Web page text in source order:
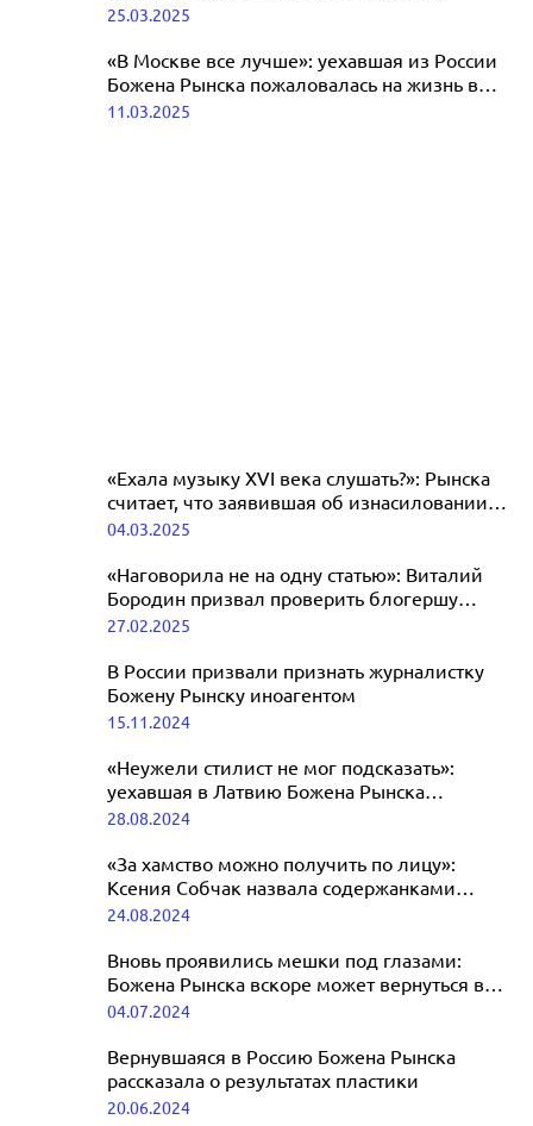
25.03.2025
«В Москве все лучше»: уехавшая из России
Божена Рынска пожаловалась на жизнь в
Латвии
11.03.2025
«Ехала музыку XVI века слушать?»: Рынска
считает, что заявившая об изнасиловании
Гордоном девушка тоже виновата
04.03.2025
«Наговорила не на одну статью»: Виталий
Бородин призвал проверить блогершу
Божену Рынску
27.02.2025
В России призвали признать журналистку
Божену Рынску иноагентом
15.11.2024
«Неужели стилист не мог подсказать»:
уехавшая в Латвию Божена Рынска
высмеяла внешность певицы Алсу
28.08.2024
«За хамство можно получить по лицу»:
Ксения Собчак назвала содержанками
Зинаиду Пронченко и Божену Рынску
24.08.2024
Вновь проявились мешки под глазами:
Божена Рынска вскоре может вернуться в
Россию за новой пластикой
04.07.2024
Вернувшаяся в Россию Божена Рынска
рассказала о результатах пластики
20.06.2024